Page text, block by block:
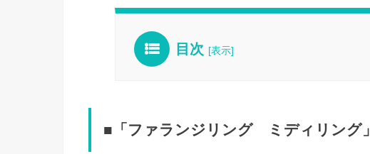
目次 [表示]
■「ファランジリング ミディリング」